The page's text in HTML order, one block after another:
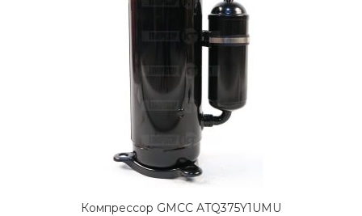
Компрессор GMCC ATQ375Y1UMU